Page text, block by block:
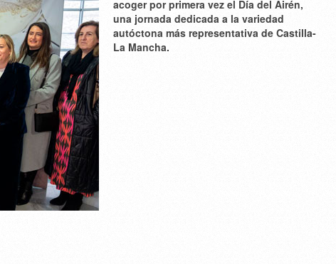
acoger por primera vez el Día del Airén,
una jornada dedicada a la variedad
autóctona más representativa de Castilla-
La Mancha.